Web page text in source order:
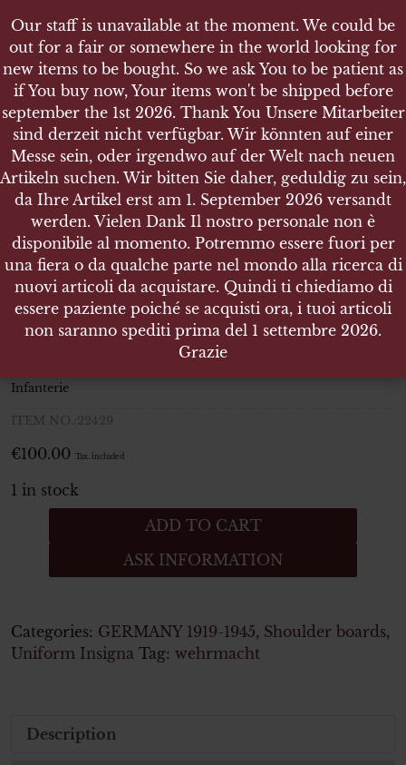
SHOP
WEHRMACHT HEER PAAR SCHULTERSTÜCKE FÜR
EINEN HAUPTMANN DER INFANTERIE
Wehrmacht Heer Paar
Schulterstücke für einen
Hauptmann der Infanterie
Infanterie
ITEM NO.:22429
€100.00 Tax. included
1 in stock
einen
Hauptmann
ADD TO CART
ASK INFORMATION
Categories: GERMANY 1919-1945, Shoulder boards,
Uniform Insigna Tag: wehrmacht
Description
Our staff is unavailable at the moment. We could be
out for a fair or somewhere in the world looking for
new items to be bought. So we ask You to be patient as
if You buy now, Your items won't be shipped before
september the 1st 2026. Thank You Unsere Mitarbeiter
sind derzeit nicht verfügbar. Wir könnten auf einer
Messe sein, oder irgendwo auf der Welt nach neuen
Artikeln suchen. Wir bitten Sie daher, geduldig zu sein,
da Ihre Artikel erst am 1. September 2026 versandt
werden. Vielen Dank Il nostro personale non è
disponibile al momento. Potremmo essere fuori per
una fiera o da qualche parte nel mondo alla ricerca di
nuovi articoli da acquistare. Quindi ti chiediamo di
essere paziente poiché se acquisti ora, i tuoi articoli
non saranno spediti prima del 1 settembre 2026.
Grazie
Our staff is unavailable at the moment. We could be
out for a fair or somewhere in the world looking for
new items to be bought. So we ask You to be patient as
if You buy now, Your items won't be shipped before
september the 1st 2026. Thank You Unsere Mitarbeiter
sind derzeit nicht verfügbar. Wir könnten auf einer
Messe sein, oder irgendwo auf der Welt nach neuen
Artikeln suchen. Wir bitten Sie daher, geduldig zu sein,
da Ihre Artikel erst am 1. September 2026 versandt
werden. Vielen Dank Il nostro personale non è
disponibile al momento. Potremmo essere fuori per
una fiera o da qualche parte nel mondo alla ricerca di
nuovi articoli da acquistare. Quindi ti chiediamo di
essere paziente poiché se acquisti ora, i tuoi articoli
non saranno spediti prima del 1 settembre 2026.
Grazie